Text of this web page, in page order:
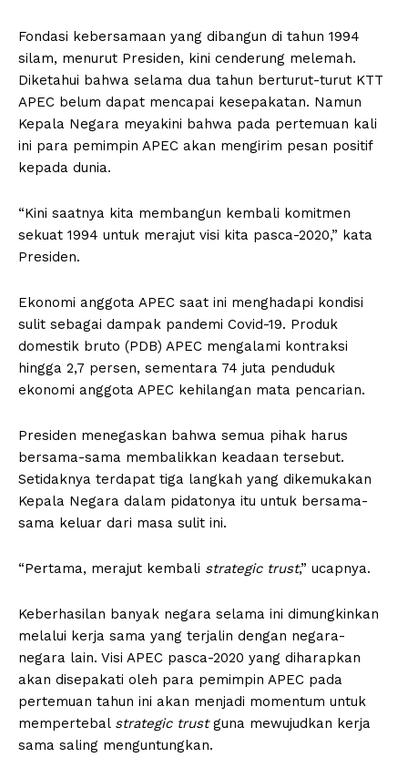
Fondasi kebersamaan yang dibangun di tahun 1994
silam, menurut Presiden, kini cenderung melemah.
Diketahui bahwa selama dua tahun berturut-turut KTT
APEC belum dapat mencapai kesepakatan. Namun
Kepala Negara meyakini bahwa pada pertemuan kali
ini para pemimpin APEC akan mengirim pesan positif
kepada dunia.
“Kini saatnya kita membangun kembali komitmen
sekuat 1994 untuk merajut visi kita pasca-2020,” kata
Presiden.
Ekonomi anggota APEC saat ini menghadapi kondisi
sulit sebagai dampak pandemi Covid-19. Produk
domestik bruto (PDB) APEC mengalami kontraksi
hingga 2,7 persen, sementara 74 juta penduduk
ekonomi anggota APEC kehilangan mata pencarian.
Presiden menegaskan bahwa semua pihak harus
bersama-sama membalikkan keadaan tersebut.
Setidaknya terdapat tiga langkah yang dikemukakan
Kepala Negara dalam pidatonya itu untuk bersama-
sama keluar dari masa sulit ini.
“Pertama, merajut kembali strategic trust,” ucapnya.
Keberhasilan banyak negara selama ini dimungkinkan
melalui kerja sama yang terjalin dengan negara-
negara lain. Visi APEC pasca-2020 yang diharapkan
akan disepakati oleh para pemimpin APEC pada
pertemuan tahun ini akan menjadi momentum untuk
mempertebal strategic trustguna mewujudkan kerja
sama saling menguntungkan.